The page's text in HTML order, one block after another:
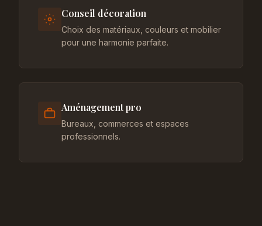
Conseil décoration
Choix des matériaux, couleurs et mobilier
pour une harmonie parfaite.
Aménagement pro
Bureaux, commerces et espaces
professionnels.